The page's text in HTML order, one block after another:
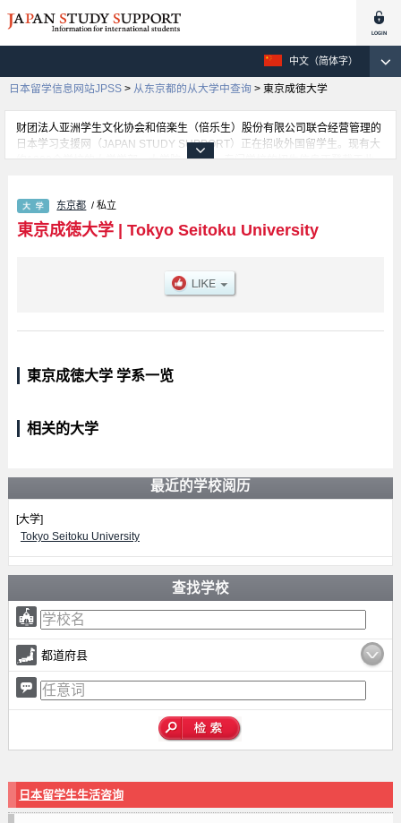
中文（简体字）
日本留学信息网站JPSS > 从东京都的从大学中查询 > 東京成徳大学
财团法人亚洲学生文化协会和倍楽生（倍乐生）股份有限公司联合经营管理的
日本学习支援网（JAPAN STUDY SUPPORT）正在招收外国留学生。现有大
约1300个学校的大学学部、大学院、短大、专门学校的招生信息正登载于此
额、合格人数等考试信息，以及设施介绍、联系方式等外国留学生必要的信息
都登载于此，请务必查阅和利用此网。
东京都 / 私立
東京成徳大学| Tokyo Seitoku University
東京成徳大学 学系一览
相关的大学
最近的学校阅历
[大学]
Tokyo Seitoku University
查找学校
都道府县
日本留学生生活咨询